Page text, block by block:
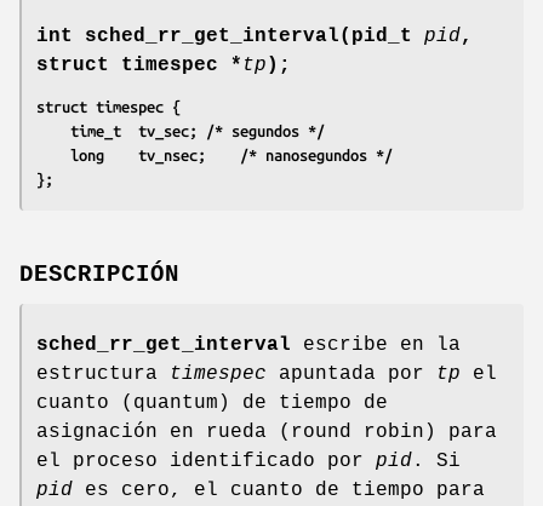
int sched_rr_get_interval(pid_t pid,
struct timespec * tp );
struct timespec {
	time_t	tv_sec;	/* segundos */
	long	tv_nsec;	/* nanosegundos */
};
DESCRIPCIÓN
sched_rr_get_interval escribe en la
estructura
timespec apuntada por tp el
cuanto (quantum) de tiempo de
asignación en rueda (round robin) para
el proceso identificado por pid. Si
pid es cero, el cuanto de tiempo para